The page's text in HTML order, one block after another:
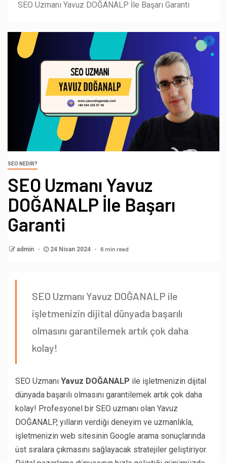
SEO Uzmanı Yavuz DOĞANALP İle Başarı Garanti
SEO NEDIR?
SEO Uzmanı Yavuz
DOĞANALP İle Başarı
Garanti
admin 24 Nisan 2024 6 min read
SEO Uzmanı Yavuz DOĞANALP ile
işletmenizin dijital dünyada başarılı
olmasını garantilemek artık çok daha
kolay!
SEO Uzmanı Yavuz DOĞANALP ile işletmenizin dijital
dünyada başarılı olmasını garantilemek artık çok daha
kolay! Profesyonel bir SEO uzmanı olan Yavuz
DOĞANALP, yılların verdiği deneyim ve uzmanlıkla,
işletmenizin web sitesinin Google arama sonuçlarında
üst sıralara çıkmasını sağlayacak stratejiler geliştiriyor.